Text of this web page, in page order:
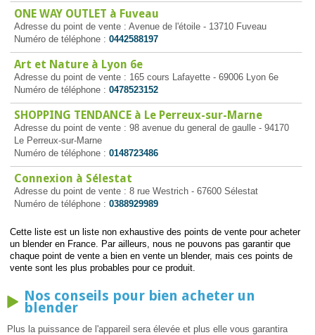
ONE WAY OUTLET à Fuveau
Adresse du point de vente : Avenue de l'étoile - 13710 Fuveau
Numéro de téléphone : 0442588197
Art et Nature à Lyon 6e
Adresse du point de vente : 165 cours Lafayette - 69006 Lyon 6e
Numéro de téléphone : 0478523152
SHOPPING TENDANCE à Le Perreux-sur-Marne
Adresse du point de vente : 98 avenue du general de gaulle - 94170
Le Perreux-sur-Marne
Numéro de téléphone : 0148723486
Connexion à Sélestat
Adresse du point de vente : 8 rue Westrich - 67600 Sélestat
Numéro de téléphone : 0388929989
Cette liste est un liste non exhaustive des points de vente pour acheter
un blender en France. Par ailleurs, nous ne pouvons pas garantir que
chaque point de vente a bien en vente un blender, mais ces points de
vente sont les plus probables pour ce produit.
Nos conseils pour bien acheter un
blender
Plus la puissance de l'appareil sera élevée et plus elle vous garantira